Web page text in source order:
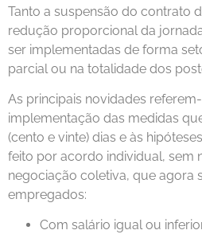
Tanto a suspensão do contrato
redução proporcional da
ser implementadas de forma
parcial ou na totalidade dos
As principais novidades
implementação das medidas
(cento e vinte) dias e às
feito por acordo individual, sem
negociação coletiva, que agora
empregados:
Com salário igual ou